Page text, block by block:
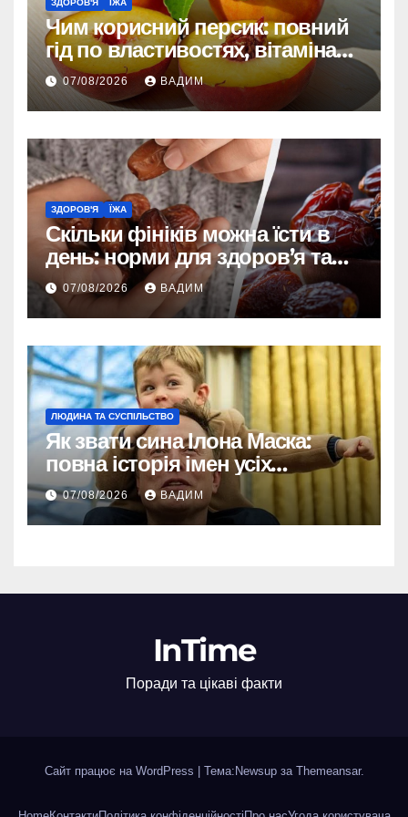
ЗДОРОВ'Я ЇЖА
Чим корисний персик: повний
гід по властивостях, вітамінах і
впливі на організм
07/08/2026 ВАДИМ
ЗДОРОВ'Я ЇЖА
Скільки фініків можна їсти в
день: норми для здоров’я та
енергії
07/08/2026 ВАДИМ
ЛЮДИНА ТА СУСПІЛЬСТВО
Як звати сина Ілона Маска:
повна історія імен усіх
хлопчиків мільярдера
07/08/2026 ВАДИМ
InTime
Поради та цікаві факти
Сайт працює на WordPress Тема:Newsup за Themeansar.